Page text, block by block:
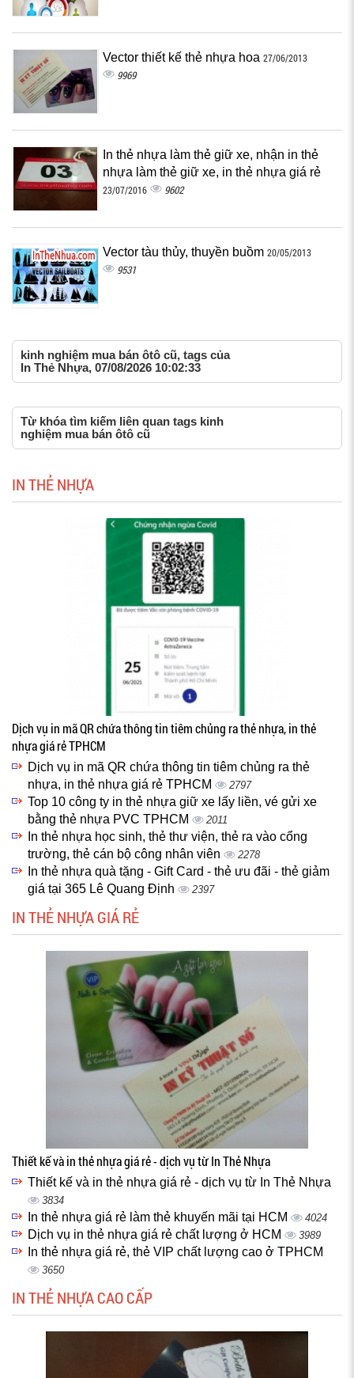
Vector thiết kế thẻ nhựa hoa 27/06/2013
9969
In thẻ nhựa làm thẻ giữ xe, nhận in thẻ
nhựa làm thẻ giữ xe, in thẻ nhựa giá rẻ
23/07/2016 9602
Vector tàu thủy, thuyền buồm 20/05/2013
9531
kinh nghiệm mua bán ôtô cũ, tags của
In Thẻ Nhựa, 07/08/2026 10:02:33
Từ khóa tìm kiếm liên quan tags kinh
nghiệm mua bán ôtô cũ
IN THẺ NHỰA
Dịch vụ in mã QR chứa thông tin tiêm chủng ra thẻ nhựa, in thẻ
nhựa giá rẻ TPHCM
Dịch vụ in mã QR chứa thông tin tiêm chủng ra thẻ
nhựa, in thẻ nhựa giá rẻ TPHCM
2797
Top 10 công ty in thẻ nhựa giữ xe lấy liền, vé gửi xe
bằng thẻ nhựa PVC TPHCM
2011
In thẻ nhựa học sinh, thẻ thư viện, thẻ ra vào cổng
trường, thẻ cán bộ công nhân viên
2278
In thẻ nhựa quà tặng - Gift Card - thẻ ưu đãi - thẻ giảm
giá tại 365 Lê Quang Định
2397
IN THẺ NHỰA GIÁ RẺ
Thiết kế và in thẻ nhựa giá rẻ - dịch vụ từ In Thẻ Nhựa
Thiết kế và in thẻ nhựa giá rẻ - dịch vụ từ In Thẻ Nhựa
3834
In thẻ nhựa giá rẻ làm thẻ khuyến mãi tại HCM 4024
Dịch vụ in thẻ nhựa giá rẻ chất lượng ở HCM 3989
In thẻ nhựa giá rẻ, thẻ VIP chất lượng cao ở TPHCM
3650
IN THẺ NHỰA CAO CẤP